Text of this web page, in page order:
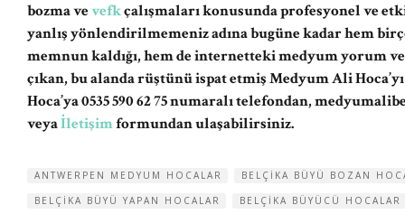
bozma vevefkçalışmaları konusunda profesyonel ve
yanlış yönlendirilmemeniz adına bugüne kadar hem
memnun kaldığı, hem de internetteki medyum yorum
çıkan, bu alanda rüştünü ispat etmiş Medyum Ali
Hoca’ya 0535 590 62 75 numaralı telefondan,
veyaİletişimformundan ulaşabilirsiniz.
ANTWERPEN MEDYUM HOCALAR
BELÇIKA BÜYÜ BOZAN
BELÇIKA BÜYÜ YAPAN HOCALAR
BELÇIKA BÜYÜCÜ HOCALAR